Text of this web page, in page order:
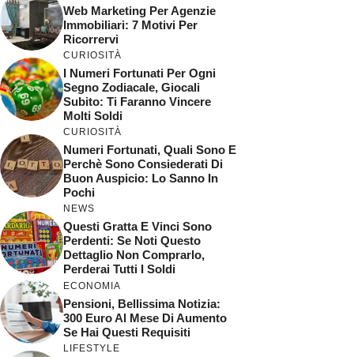
Web Marketing Per Agenzie
Immobiliari: 7 Motivi Per
Ricorrervi
CURIOSITÀ
I Numeri Fortunati Per Ogni
Segno Zodiacale, Giocali
Subito: Ti Faranno Vincere
Molti Soldi
CURIOSITÀ
Numeri Fortunati, Quali Sono E
Perchè Sono Consiederati Di
Buon Auspicio: Lo Sanno In
Pochi
NEWS
Questi Gratta E Vinci Sono
Perdenti: Se Noti Questo
Dettaglio Non Comprarlo,
Perderai Tutti I Soldi
ECONOMIA
Pensioni, Bellissima Notizia:
300 Euro Al Mese Di Aumento
Se Hai Questi Requisiti
LIFESTYLE